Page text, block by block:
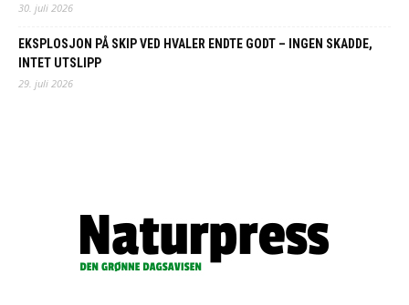
30. juli 2026
EKSPLOSJON PÅ SKIP VED HVALER ENDTE GODT – INGEN SKADDE,
INTET UTSLIPP
29. juli 2026